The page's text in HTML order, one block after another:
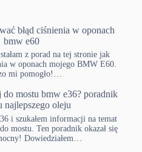
błąd ciśnienia w oponach
bmw e60
z porad na tej stronie jak
w oponach mojego BMW E60.
mi pomogło!…
do mostu bmw e36? poradnik
najlepszego oleju
i szukałem informacji na temat
mostu. Ten poradnik okazał się
Dowiedziałem…